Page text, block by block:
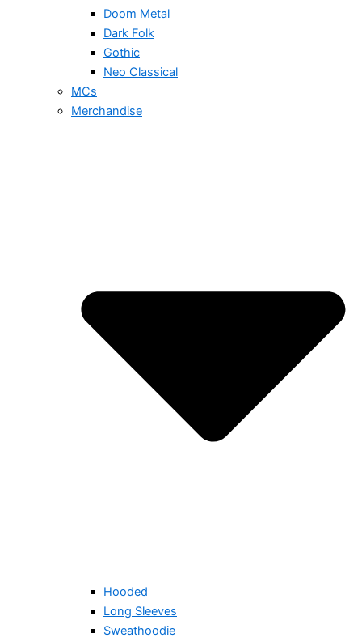
Doom Metal
Dark Folk
Gothic
Neo Classical
MCs
Merchandise
Hooded
Long Sleeves
Sweathoodie